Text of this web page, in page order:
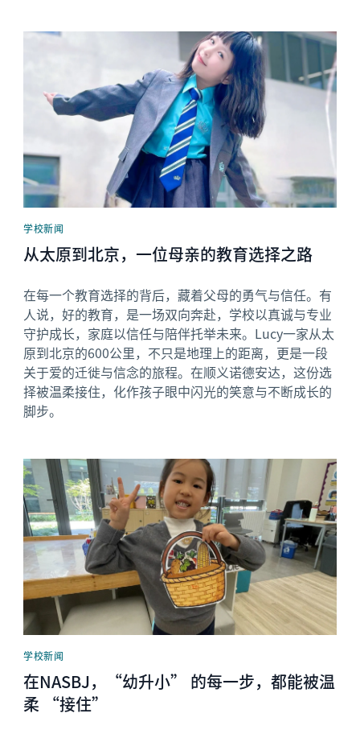
News image
学校新闻
从太原到北京，一位母亲的教育选择之路
在每一个教育选择的背后，藏着父母的勇气与信任。有
人说，好的教育，是一场双向奔赴，学校以真诚与专业
守护成长，家庭以信任与陪伴托举未来。Lucy一家从太
原到北京的600公里，不只是地理上的距离，更是一段
关于爱的迁徙与信念的旅程。在顺义诺德安达，这份选
择被温柔接住，化作孩子眼中闪光的笑意与不断成长的
脚步。
News image
学校新闻
在NASBJ，“幼升小” 的每一步，都能被温
柔 “接住”